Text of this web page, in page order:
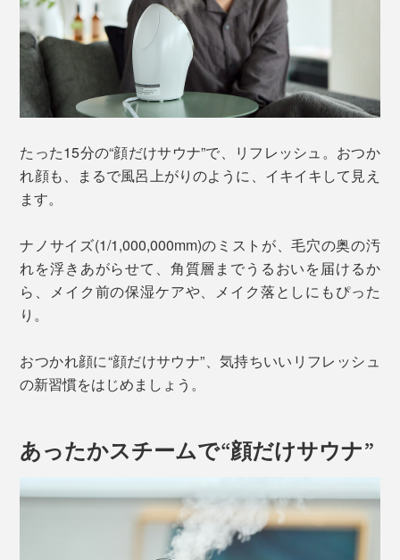
たった15分の“顔だけサウナ”で、リフレッシュ。おつか
れ顔も、まるで風呂上がりのように、イキイキして見え
ます。
ナノサイズ(1/1,000,000mm)のミストが、毛穴の奥の汚
れを浮きあがらせて、角質層までうるおいを届けるか
ら、メイク前の保湿ケアや、メイク落としにもぴった
り。
おつかれ顔に“顔だけサウナ”、気持ちいいリフレッシュ
の新習慣をはじめましょう。
あったかスチームで“顔だけサウナ”